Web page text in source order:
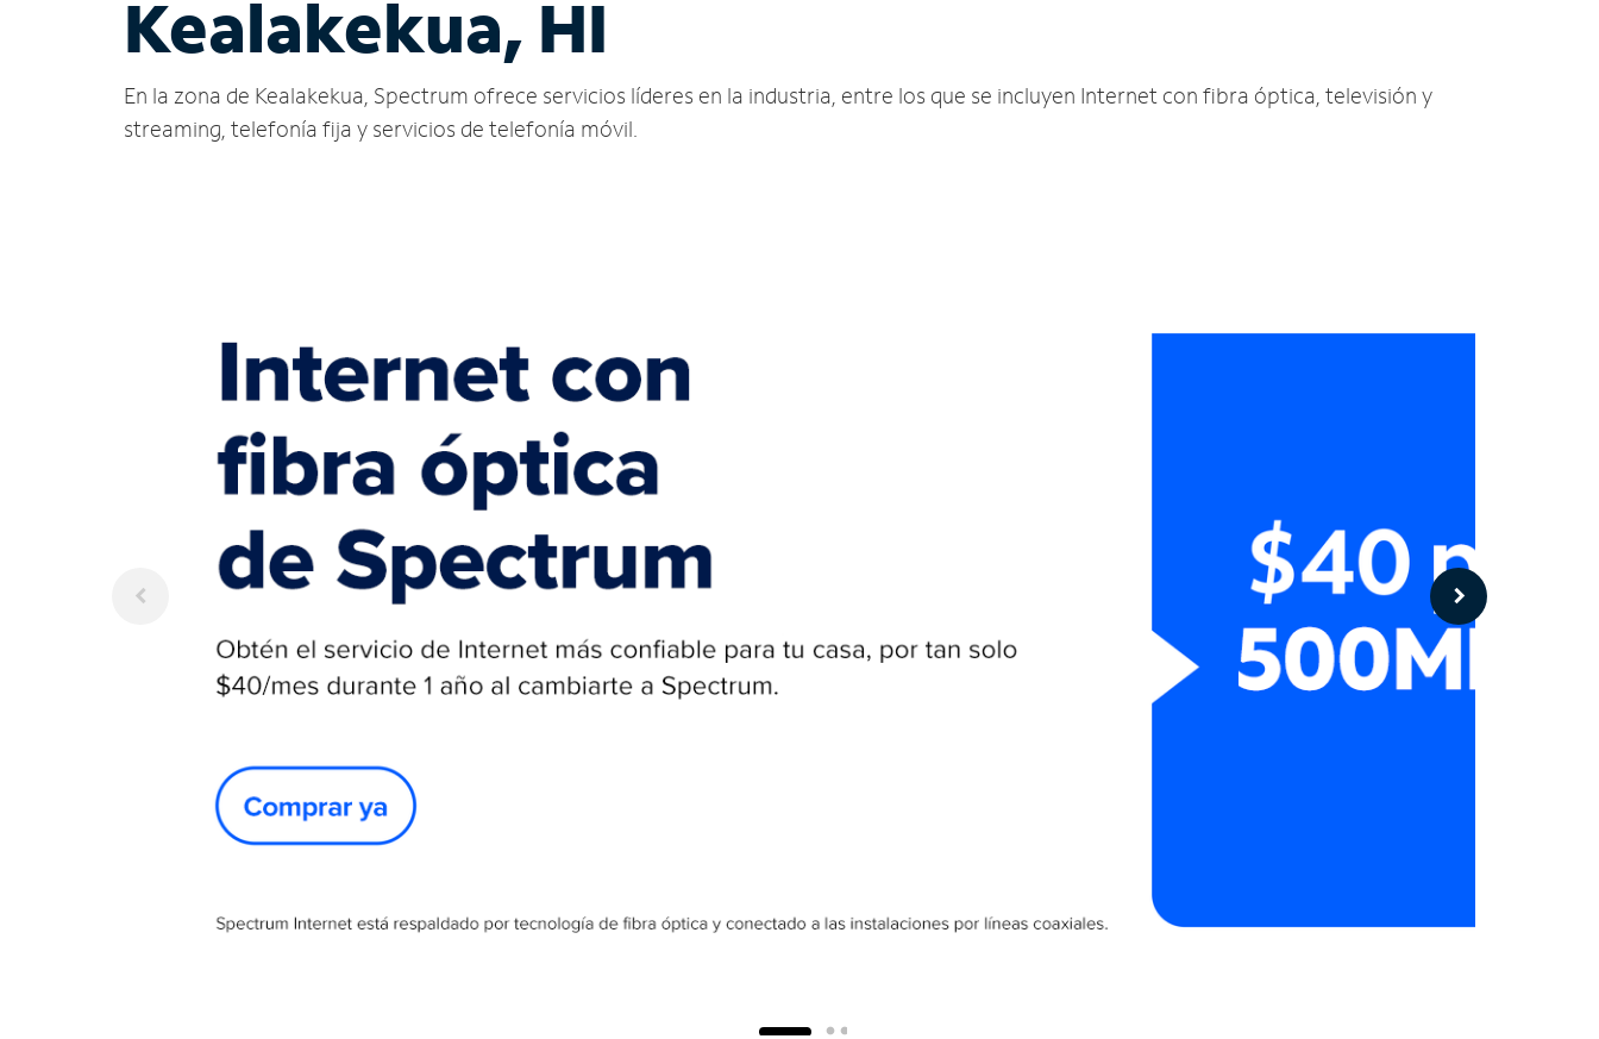
Kealakekua, HI
En la zona de Kealakekua, Spectrum ofrece servicios líderes en la industria, entre los que se incluyen Internet con fibra óptica, televisión y
streaming, telefonía fija y servicios de telefonía móvil.